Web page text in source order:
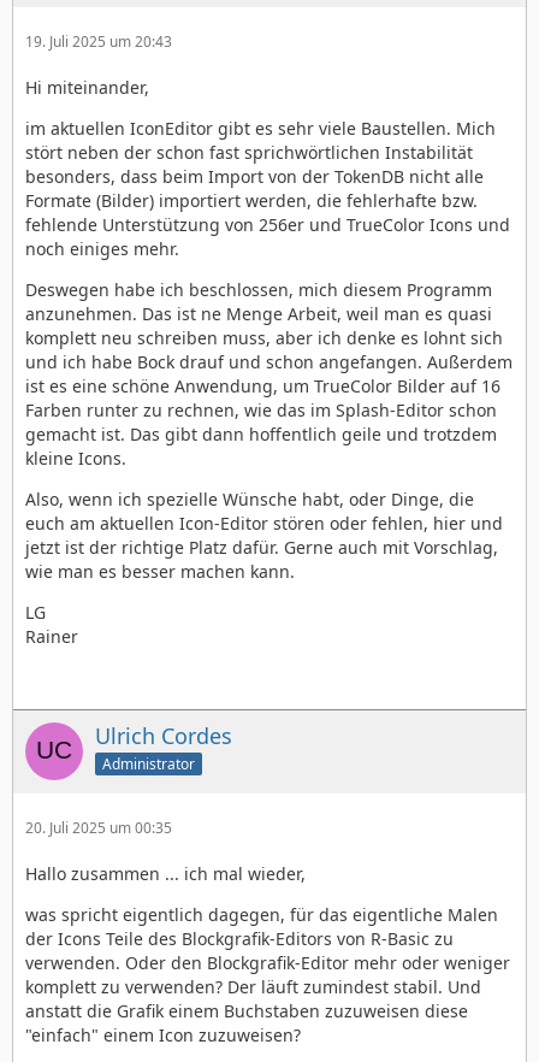
19. Juli 2025 um 20:43
Hi miteinander,
im aktuellen IconEditor gibt es sehr viele Baustellen. Mich
stört neben der schon fast sprichwörtlichen Instabilität
besonders, dass beim Import von der TokenDB nicht alle
Formate (Bilder) importiert werden, die fehlerhafte bzw.
fehlende Unterstützung von 256er und TrueColor Icons und
noch einiges mehr.
Deswegen habe ich beschlossen, mich diesem Programm
anzunehmen. Das ist ne Menge Arbeit, weil man es quasi
komplett neu schreiben muss, aber ich denke es lohnt sich
und ich habe Bock drauf und schon angefangen. Außerdem
ist es eine schöne Anwendung, um TrueColor Bilder auf 16
Farben runter zu rechnen, wie das im Splash-Editor schon
gemacht ist. Das gibt dann hoffentlich geile und trotzdem
kleine Icons.
Also, wenn ich spezielle Wünsche habt, oder Dinge, die
euch am aktuellen Icon-Editor stören oder fehlen, hier und
jetzt ist der richtige Platz dafür. Gerne auch mit Vorschlag,
wie man es besser machen kann.
LG
Rainer
Ulrich Cordes
Administrator
20. Juli 2025 um 00:35
Hallo zusammen ... ich mal wieder,
was spricht eigentlich dagegen, für das eigentliche Malen
der Icons Teile des Blockgrafik-Editors von R-Basic zu
verwenden. Oder den Blockgrafik-Editor mehr oder weniger
komplett zu verwenden? Der läuft zumindest stabil. Und
anstatt die Grafik einem Buchstaben zuzuweisen diese
"einfach" einem Icon zuzuweisen?